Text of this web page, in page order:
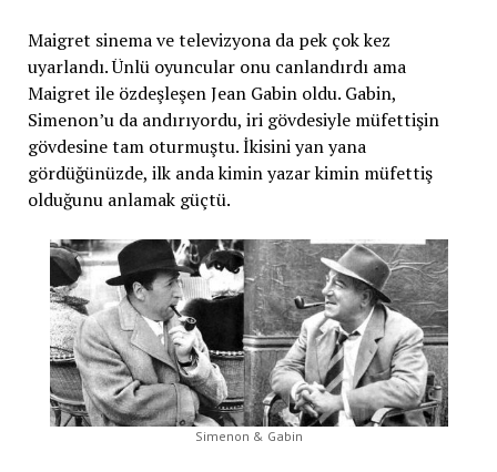
Maigret sinema ve televizyona da pek çok kez
uyarlandı. Ünlü oyuncular onu canlandırdı ama
Maigret ile özdeşleşen Jean Gabin oldu. Gabin,
Simenon’u da andırıyordu, iri gövdesiyle müfettişin
gövdesine tam oturmuştu. İkisini yan yana
gördüğünüzde, ilk anda kimin yazar kimin müfettiş
olduğunu anlamak güçtü.
Simenon & Gabin